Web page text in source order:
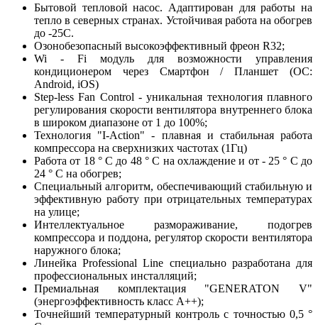
Бытовой тепловой насос. Адаптирован для работы на
тепло в северных странах. Устойчивая работа на обогрев
до -25С.
Озонобезопасный высокоэффективный фреон R32;
Wi - Fi модуль для возможности управления
кондиционером через Смартфон / Планшет (ОС:
Android, iOS)
Step-less Fan Control - уникальная технология плавного
регулирования скорости вентилятора внутреннего блока
в широком диапазоне от 1 до 100%;
Технология "I-Action" - плавная и стабильная работа
компрессора на сверхнизких частотах (1Гц)
Работа от 18 ° C до 48 ° C на охлаждение и от - 25 ° C до
24 ° C на обогрев;
Специальный алгоритм, обеспечивающий стабильную и
эффективную работу при отрицательных температурах
на улице;
Интеллектуальное размораживание, подогрев
компрессора и поддона, регулятор скорости вентилятора
наружного блока;
Линейка Professional Line специально разработана для
профессиональных инсталляций;
Премиальная комплектация "GENERATON V"
(энергоэффективность класс А++);
Точнейший температурный контроль с точностью 0,5 °